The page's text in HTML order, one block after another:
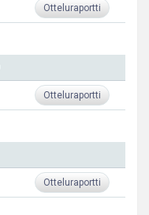
Otteluraportti
Otteluraportti
Otteluraportti